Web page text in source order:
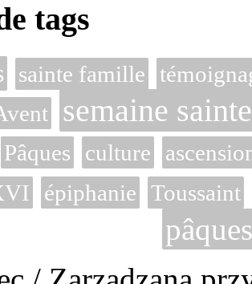
tags
sainte famille
semaine sainte
Pâques culture
épiphanie Toussaint
pâques